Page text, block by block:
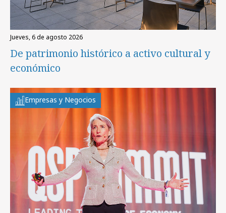
jueves, 6 de agosto 2026
De patrimonio histórico a activo cultural y
económico
Empresas y Negocios